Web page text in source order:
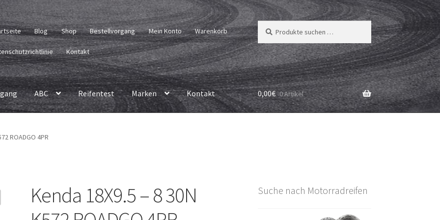
Blog Shop Bestellvorgang Mein Konto Warenkorb
Kontakt
Suchen
nach:
Suchen
ABC Reifentest Marken Kontakt 0,00€ 0 Artikel
ROADGO 4PR
Kenda 18X9.5 – 8 30N
Suche nach Motorradreifen